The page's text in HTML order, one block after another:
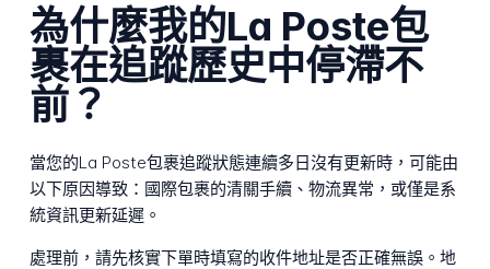
為什麼我的La Poste包
裹在追蹤歷史中停滯不
前？
當您的La Poste包裹追蹤狀態連續多日沒有更新時，可能由
以下原因導致：國際包裹的清關手續、物流異常，或僅是系
統資訊更新延遲。
處理前，請先核實下單時填寫的收件地址是否正確無誤。地